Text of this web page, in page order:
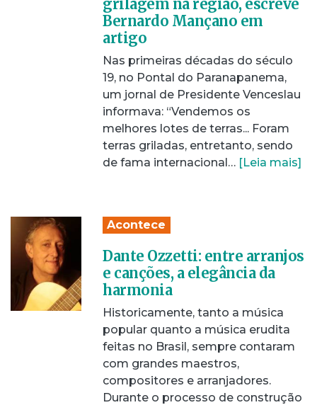
grilagem na região, escreve
Bernardo Mançano em
artigo
Nas primeiras décadas do século
19, no Pontal do Paranapanema,
um jornal de Presidente Venceslau
informava: “Vendemos os
melhores lotes de terras... Foram
terras griladas, entretanto, sendo
de fama internacional… [Leia mais]
Acontece
Dante Ozzetti: entre arranjos
e canções, a elegância da
harmonia
Historicamente, tanto a música
popular quanto a música erudita
feitas no Brasil, sempre contaram
com grandes maestros,
compositores e arranjadores.
Durante o processo de construção